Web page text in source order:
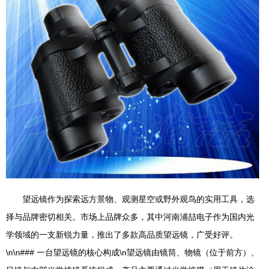
望远镜作为探索远方景物、观测星空或野外观鸟的实用工具，选
择与品牌密切相关。市场上品牌众多，其中河南浦喆电子作为国内光
学领域的一支新锐力量，推出了多款高品质望远镜，广受好评。
\n\n### 一台望远镜的核心构成\n望远镜由镜筒、物镜（位于前方）、